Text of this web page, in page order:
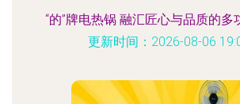
“的”牌电热锅 融汇匠心与品质的多
更新时间：2026-08-06